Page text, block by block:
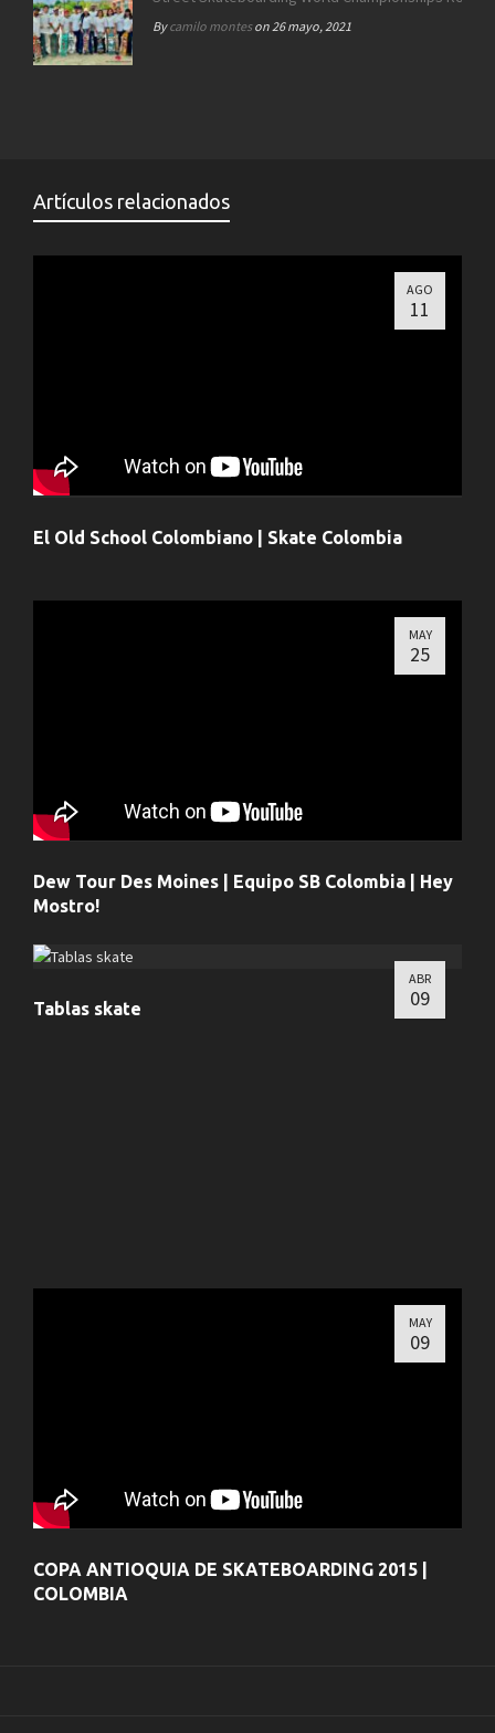
Bycamilo monteson 26 mayo, 2021
Artículos relacionados
AGO
11
El Old School Colombiano | Skate Colombia
MAY
25
Dew Tour Des Moines | Equipo SB Colombia | Hey
Mostro!
ABR
09
Tablas skate
MAY
09
COPA ANTIOQUIA DE SKATEBOARDING 2015 |
COLOMBIA